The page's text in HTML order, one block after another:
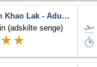
The Haven Khao Lak - Adults Only
(adskilte senge)